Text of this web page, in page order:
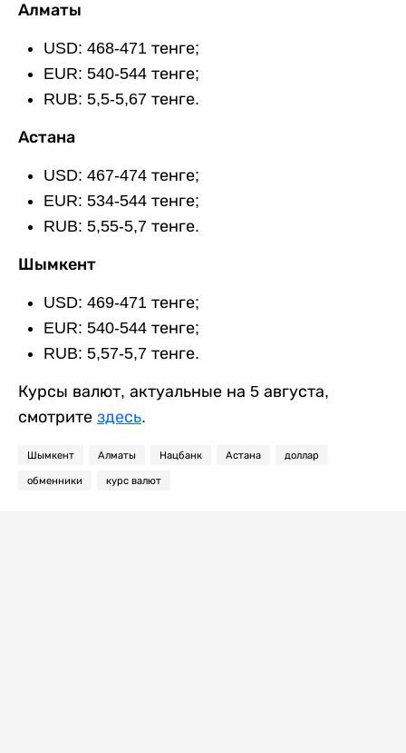
Алматы
USD: 468-471 тенге;
EUR: 540-544 тенге;
RUB: 5,5-5,67 тенге.
Астана
USD: 467-474 тенге;
EUR: 534-544 тенге;
RUB: 5,55-5,7 тенге.
Шымкент
USD: 469-471 тенге;
EUR: 540-544 тенге;
RUB: 5,57-5,7 тенге.
Курсы валют, актуальные на 5 августа,
смотрите здесь.
Шымкент Алматы Нацбанк Астана доллар
обменники курс валют